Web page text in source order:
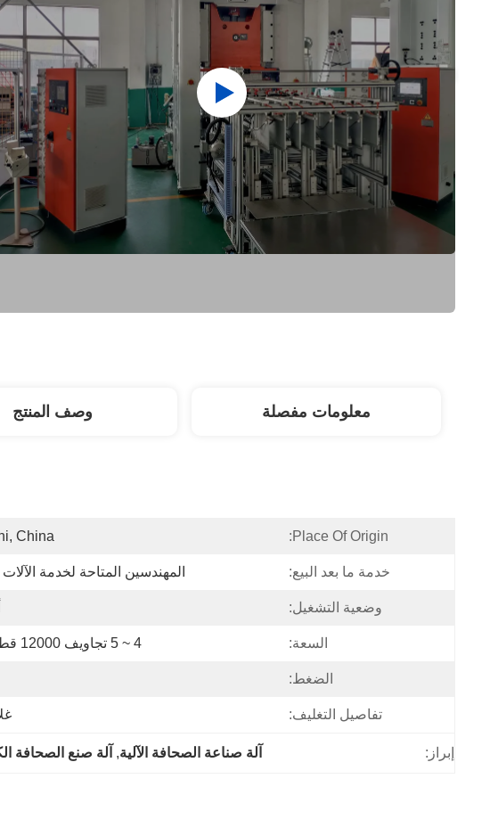
معلومات مفصلة وصف المنتج
Place Of Origin:
China
خدمة ما بعد البيع: المهندسين المتاحة لخدمة
وضعية التشغيل:
السعة: 4 ~ 5 تجاويف 12000 قطعة / ساعة
الضغط:
تفاصيل التغليف:
إبراز: آلة صناعة الصحافة الآلية, آلة صنع الصحافة